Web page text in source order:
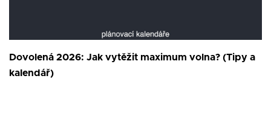
Dovolená 2026: Jak vytěžit maximum volna? (Tipy a
kalendář)